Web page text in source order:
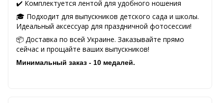
✔️ Комплектуется лентой для удобного ношения
🎓 Подходит для выпускников детского сада и школы.
Идеальный аксессуар для праздничной фотосессии!
📦 Доставка по всей Украине. Заказывайте прямо
сейчас и прощайте ваших выпускников!
Минимальный заказ - 10 медалей.